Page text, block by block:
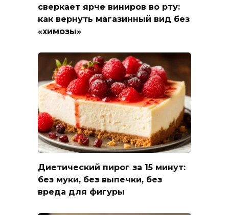
сверкает ярче виниров во рту:
как вернуть магазинный вид без
«химозы»
Диетический пирог за 15 минут:
без муки, без выпечки, без
вреда для фигуры